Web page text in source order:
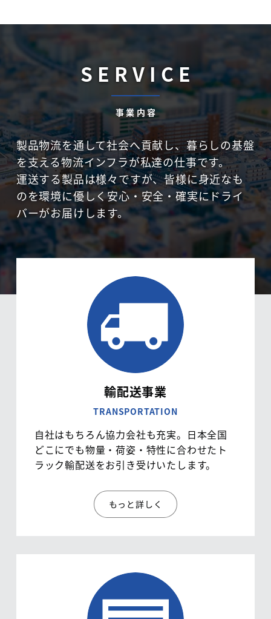
S E RV I CE
事業内容
製品物流を通して社会へ貢献し、暮らしの基盤
を支える物流インフラが私達の仕事です。
運送する製品は様々ですが、皆様に身近なも
のを環境に優しく安心・安全・確実にドライ
バーがお届けします。
輸配送事業
TRANSPORTATION
自社はもちろん協力会社も充実。日本全国
どこにでも物量・荷姿・特性に合わせたト
ラック輸配送をお引き受けいたします。
もっと詳しく